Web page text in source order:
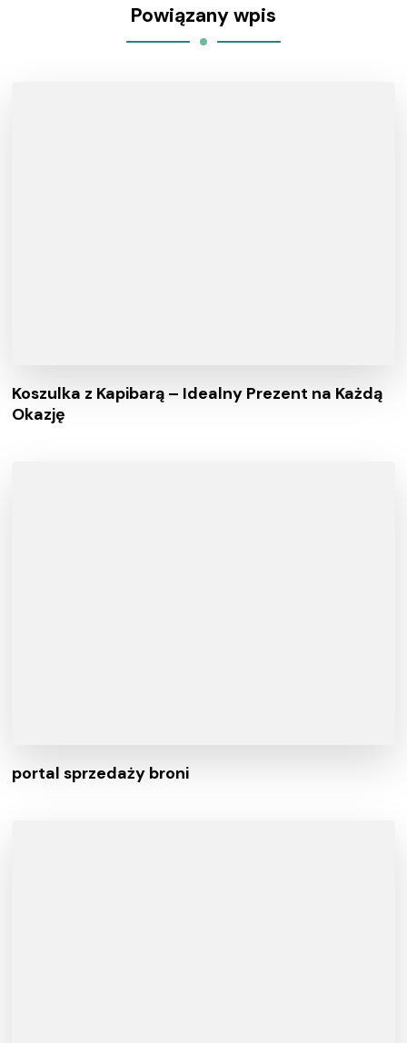
Powiązany wpis
Koszulka z Kapibarą – Idealny Prezent na Każdą
Okazję
portal sprzedaży broni